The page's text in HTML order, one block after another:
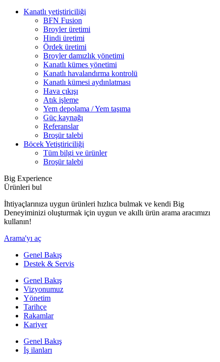
Kanatlı yetiştiriciliği
BFN Fusion
Broyler üretimi
Hindi üretimi
Ördek üretimi
Broyler damızlık yönetimi
Kanatlı kümes yönetimi
Kanatlı havalandırma kontrolü
Kanatlı kümesi aydınlatması
Hava çıkışı
Atık işleme
Yem depolama / Yem taşıma
Güç kaynağı
Referanslar
Broşür talebi
Böcek Yetiştiriciliği
Tüm bilgi ve ürünler
Broşür talebi
Big Experience
Ürünleri bul
İhtiyaçlarınıza uygun ürünleri hızlıca bulmak ve kendi Big
Deneyiminizi oluşturmak için uygun ve akıllı ürün arama aracımızı
kullanın!
Arama'yı aç
Genel Bakış
Destek & Servis
Genel Bakış
Vizyonumuz
Yönetim
Tarihçe
Rakamlar
Kariyer
Genel Bakış
İş ilanları